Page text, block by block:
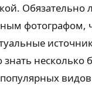
Обязательно
фотографом,
знать несколько